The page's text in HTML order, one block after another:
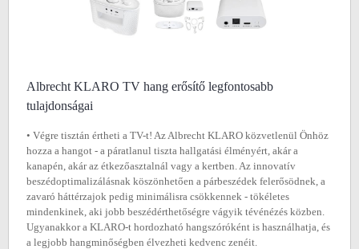
Albrecht KLARO TV hang erősítő legfontosabb
tulajdonságai
• Végre tisztán értheti a TV-t! Az Albrecht KLARO közvetlenül Önhöz
hozza a hangot - a páratlanul tiszta hallgatási élményért, akár a
kanapén, akár az étkezőasztalnál vagy a kertben. Az innovatív
beszédoptimalizálásnak köszönhetően a párbeszédek felerősödnek, a
zavaró háttérzajok pedig minimálisra csökkennek - tökéletes
mindenkinek, aki jobb beszédérthetőségre vágyik tévénézés közben.
Ugyanakkor a KLARO-t hordozható hangszóróként is használhatja, és
a legjobb hangminőségben élvezheti kedvenc zenéit.